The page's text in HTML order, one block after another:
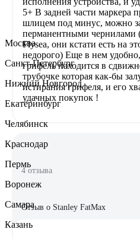
5+ В задней части маркера
шлицем под минус, можно
перманентными чернилами
Flysea, они кстати есть на
недорого) Еще в нем
грифель находится в
трубочке которая как-бы
истирания грифеля, и его
удачных покупок !
4 отзыва
Отзыв о Stanley FatMax
Москва
Санкт-Петербург
Нижний Новгород
Екатеринбург
Челябинск
Краснодар
Пермь
Воронеж
Самара
Казань